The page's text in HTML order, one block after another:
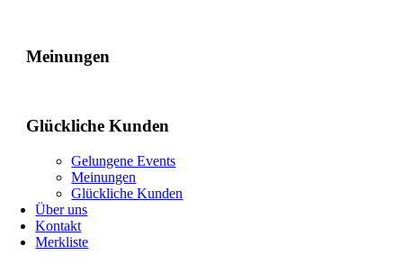
Meinungen
Glückliche Kunden
Gelungene Events
Meinungen
Glückliche Kunden
Über uns
Kontakt
Merkliste